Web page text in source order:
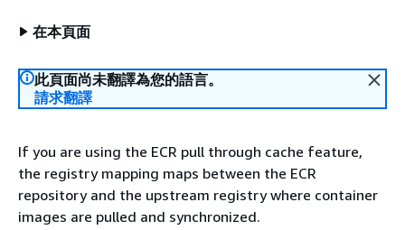
在本頁面
此頁面尚未翻譯為您的語言。
請求翻譯
If you are using the ECR pull through cache feature,
the registry mapping maps between the ECR
repository and the upstream registry where container
images are pulled and synchronized.